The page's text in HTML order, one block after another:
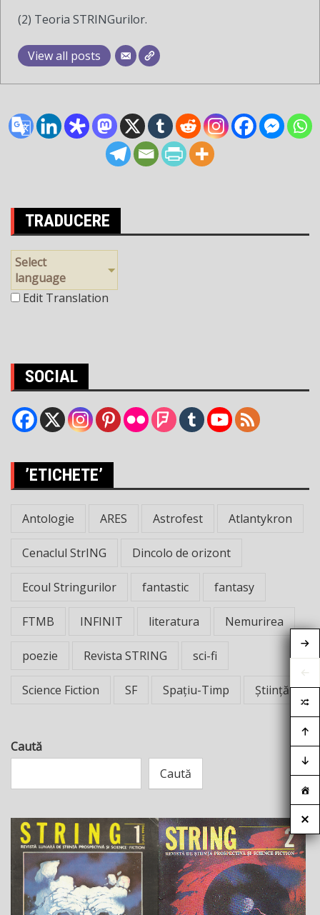
(2) Teoria STRINGurilor.
View all posts
TRADUCERE
Select
language
Edit Translation
SOCIAL
’ETICHETE’
Antologie ARES Astrofest Atlantykron
Cenaclul StrING Dincolo de orizont
Ecoul Stringurilor fantastic fantasy
FTMB INFINIT literatura Nemurirea
poezie Revista STRING sci-fi
Science Fiction SF Spațiu-Timp Știință
Caută
Caută